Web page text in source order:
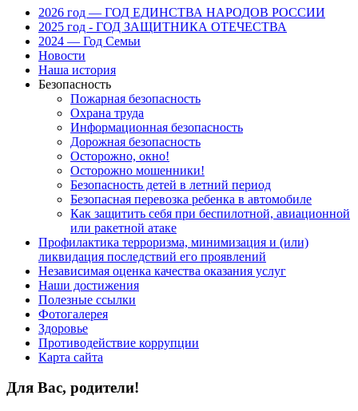
2026 год — ГОД ЕДИНСТВА НАРОДОВ РОССИИ
2025 год - ГОД ЗАЩИТНИКА ОТЕЧЕСТВА
2024 — Год Семьи
Новости
Наша история
Безопасность
Пожарная безопасность
Охрана труда
Информационная безопасность
Дорожная безопасность
Осторожно, окно!
Осторожно мошенники!
Безопасность детей в летний период
Безопасная перевозка ребенка в автомобиле
Как защитить себя при беспилотной, авиационной
или ракетной атаке
Профилактика терроризма, минимизация и (или)
ликвидация последствий его проявлений
Независимая оценка качества оказания услуг
Наши достижения
Полезные ссылки
Фотогалерея
Здоровье
Противодействие коррупции
Карта сайта
Для Вас, родители!